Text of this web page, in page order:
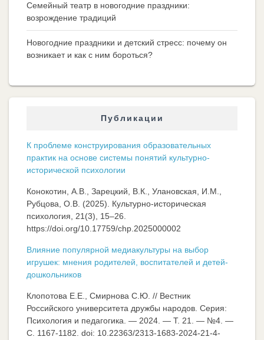
Семейный театр в новогодние праздники:
возрождение традиций
Новогодние праздники и детский стресс: почему он
возникает и как с ним бороться?
Публикации
К проблеме конструирования образовательных
практик на основе системы понятий культурно-
исторической психологии
Конокотин, А.В., Зарецкий, В.К., Улановская, И.М.,
Рубцова, О.В. (2025). Культурно-историческая
психология, 21(3), 15–26.
https://doi.org/10.17759/chp.2025000002
Влияние популярной медиакультуры на выбор
игрушек: мнения родителей, воспитателей и детей-
дошкольников
Клопотова Е.Е., Смирнова С.Ю. // Вестник
Российского университета дружбы народов. Серия:
Психология и педагогика. — 2024. — Т. 21. — №4. —
C. 1167-1182. doi: 10.22363/2313-1683-2024-21-4-